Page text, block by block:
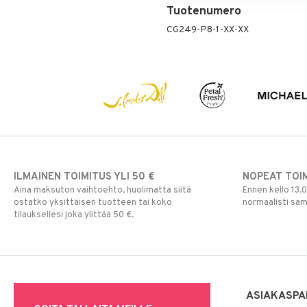
Tuotenumero
CG249-P8-1-XX-XX
ILMAINEN TOIMITUS YLI 50 €
Aina maksuton vaihtoehto, huolimatta siitä
ostatko yksittäisen tuotteen tai koko
tilauksellesi joka ylittää 50 €.
NOPEAT
Ennen kello
normaalisti